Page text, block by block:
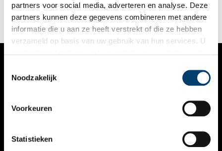
partners voor social media, adverteren en analyse. Deze
partners kunnen deze gegevens combineren met andere
informatie die u aan ze heeft verstrekt of die ze hebben
verzameld op basis van uw gebruik van hun services. U
Noodzakelijk
Voorkeuren
Statistieken
VERHALEN
KALENDER
THEMA’S